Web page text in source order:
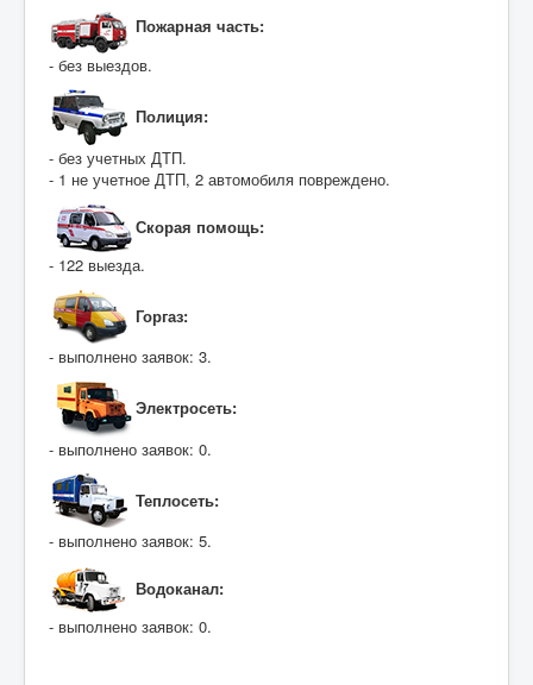
Пожарная часть:
- без выездов.
Полиция:
- без учетных ДТП.
- 1 не учетное ДТП, 2 автомобиля повреждено.
Скорая помощь:
- 122 выезда.
Горгаз:
- выполнено заявок: 3.
Электросеть:
- выполнено заявок: 0.
Теплосеть:
- выполнено заявок: 5.
Водоканал:
- выполнено заявок: 0.